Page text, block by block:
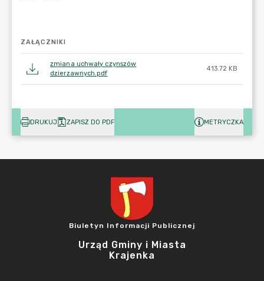
ZAŁĄCZNIKI
zmiana uchwały czynszów
dzierzawnych.pdf
413.72 KB
DRUKUJ ZAPISZ DO PDF METRYCZKA
Biuletyn Informacji Publicznej
Urząd Gminy i Miasta
Krajenka